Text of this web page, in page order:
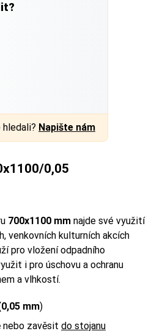
Napište nám
0,05
700x1100 mm najde své využití
venkovních kulturních akcích
pro vložení odpadního
i pro úschovu a ochranu
a vlhkostí.
mm)
zavěsit do stojanu